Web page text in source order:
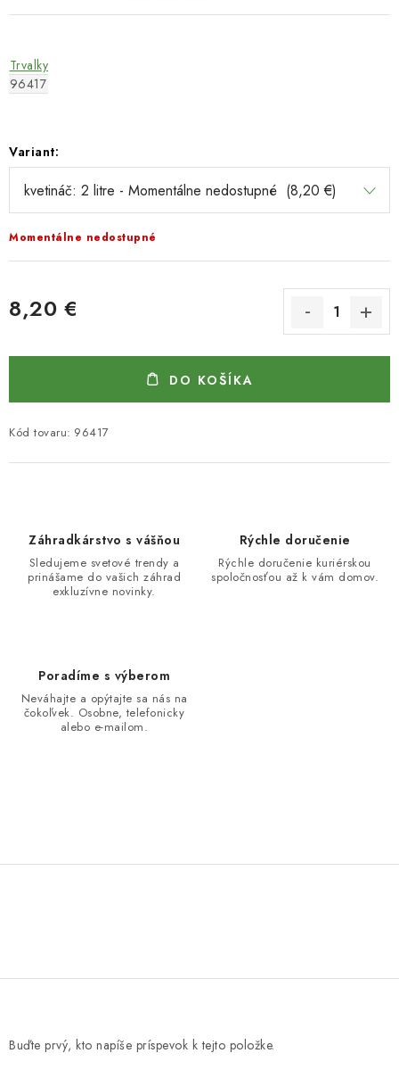
Trvalky
96417
Variant:
Momentálne nedostupné
8,20 €
DO KOŠÍKA
Kód tovaru: 96417
Záhradkárstvo s vášňou
Sledujeme svetové trendy a
prinášame do vašich záhrad
exkluzívne novinky.
Rýchle doručenie
Rýchle doručenie kuriérskou
spoločnosťou až k vám domov.
Poradíme s výberom
Neváhajte a opýtajte sa nás na
čokoľvek. Osobne, telefonicky
alebo e-mailom.
Buďte prvý, kto napíše príspevok k tejto položke.